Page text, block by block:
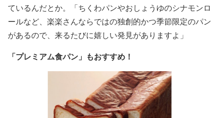
ているんだとか。「ちくわパンやおしょうゆのシナモンロ
ールなど、楽楽さんならではの独創的かつ季節限定のパン
があるので、来るたびに嬉しい発見がありますよ」
「プレミアム食パン」もおすすめ！